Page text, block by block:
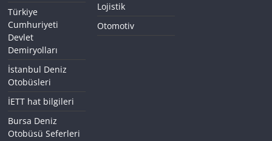
Türkiye
Cumhuriyeti
Devlet
Demiryolları
İstanbul Deniz
Otobüsleri
İETT hat bilgileri
Bursa Deniz
Otobüsü Seferleri
Lojistik
Otomotiv